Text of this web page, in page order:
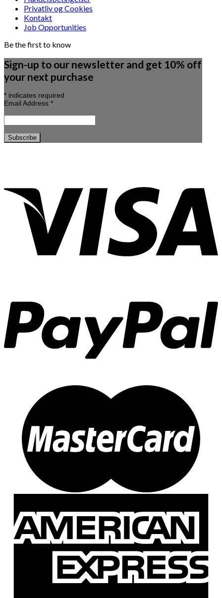
Privatliv og Cookies
Kontakt
Job Opportunities
Be the first to know
Sign-up to our newsletter and get 10% off
your next purchase
* indicates required
Email Address *